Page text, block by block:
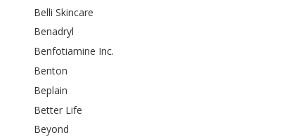
Belli Skincare
Benadryl
Benfotiamine Inc.
Benton
Beplain
Better Life
Beyond